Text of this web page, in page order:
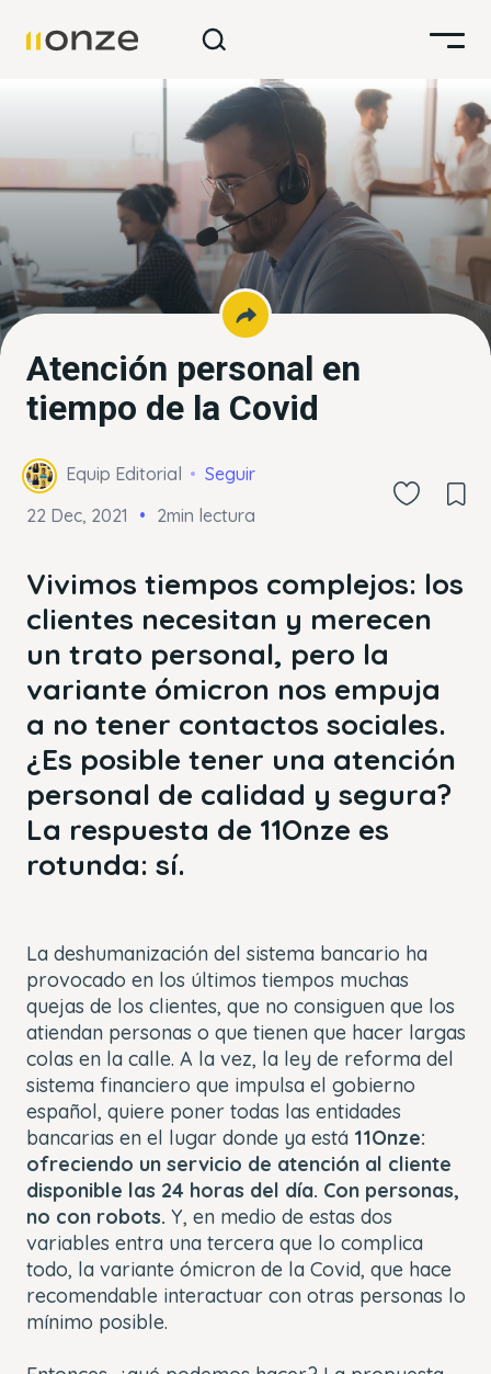
Atención personal en
tiempo de la Covid
Equip Editorial
Seguir
22 Dec, 2021
2min lectura
Vivimos tiempos complejos: los
clientes necesitan y merecen
un trato personal, pero la
variante ómicron nos empuja
a no tener contactos sociales.
¿Es posible tener una atención
personal de calidad y segura?
La respuesta de 11Onze es
rotunda: sí.
La deshumanización del sistema bancario ha
provocado en los últimos tiempos muchas
quejas de los clientes, que no consiguen que los
atiendan personas o que tienen que hacer largas
colas en la calle. A la vez, la ley de reforma del
sistema financiero que impulsa el gobierno
español, quiere poner todas las entidades
bancarias en el lugar donde ya está 11Onze:
ofreciendo un servicio de atención al cliente
disponible las 24 horas del día. Con personas,
no con robots. Y, en medio de estas dos
variables entra una tercera que lo complica
todo, la variante ómicron de la Covid, que hace
recomendable interactuar con otras personas lo
mínimo posible.